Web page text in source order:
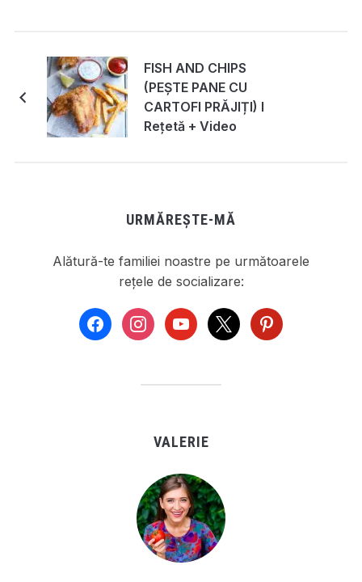
FISH AND CHIPS
(PEȘTE PANE CU
CARTOFI PRĂJIȚI) I
Rețetă + Video
URMĂREȘTE-MĂ
Alătură-te familiei noastre pe următoarele
rețele de socializare:
facebookinstagramyoutube
x pinterest
VALERIE